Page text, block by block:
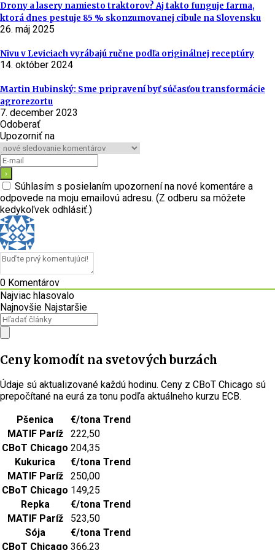
Drony a lasery namiesto traktorov? Aj takto funguje farma,
ktorá dnes pestuje 85 % skonzumovanej cibule na Slovensku
26. máj 2025
Nivu v Leviciach vyrábajú ručne podľa originálnej receptúry
14. október 2024
Martin Hubinský: Sme pripravení byť súčasťou transformácie
agrorezortu
7. december 2023
Odoberať
Upozorniť na
Súhlasím s posielaním upozornení na nové komentáre a
odpovede na moju emailovú adresu. (Z odberu sa môžete
kedykoľvek odhlásiť.)
0 Komentárov
Najviac hlasovalo
Najnovšie Najstaršie
Ceny komodít na svetových burzách
Údaje sú aktualizované každú hodinu. Ceny z CBoT Chicago sú
prepočítané na eurá za tonu podľa aktuálneho kurzu ECB.
Pšenica
€/tona Trend
MATIF Paríž
222,50
CBoT Chicago 204,35
Kukurica
€/tona Trend
MATIF Paríž
250,00
CBoT Chicago 149,25
Repka
€/tona Trend
MATIF Paríž
523,50
Sója
€/tona Trend
CBoT Chicago 366,23